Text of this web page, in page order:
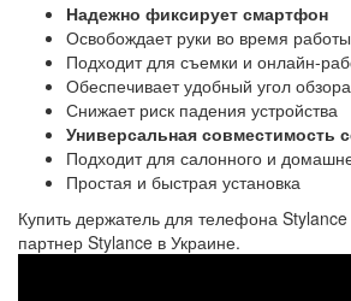
Надежно фиксирует смартфон
Освобождает руки во время работы
Подходит для съемки и онлайн-
Обеспечивает удобный угол обзора
Снижает риск падения устройства
Универсальная совместимость
Подходит для салонного и
Простая и быстрая установка
Купить держатель для телефона
партнер Stylance в Украине.